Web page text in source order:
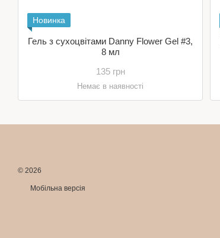
Новинка
Гель з сухоцвітами Danny Flower Gel #3,
8 мл
135 грн
Немає в наявності
© 2026
Мобільна версія